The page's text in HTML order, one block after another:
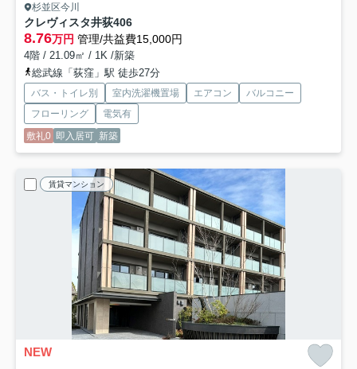
杉並区今川
クレヴィスタ井荻406
8.76万円 管理/共益費15,000円
4階 / 21.09㎡ / 1K /新築
総武線「荻窪」駅 徒歩27分
バス・トイレ別 室内洗濯機置場 エアコン
バルコニー
フローリング
電気有
敷礼0 即入居可 新築
賃貸マンション
NEW